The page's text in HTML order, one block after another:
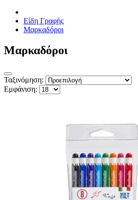
Είδη Γραφής
Μαρκαδόροι
Μαρκαδόροι
Ταξινόμηση:
Εμφάνιση: